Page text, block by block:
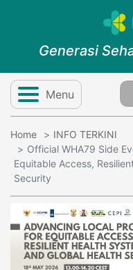
Generasi
Menu
Home
INFO TERKINI
Official WHA79 Side
Equitable Access,
Security